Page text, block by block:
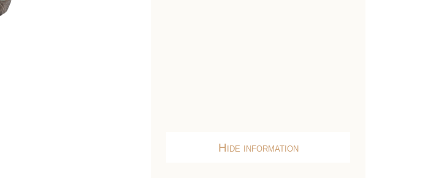
Hide information